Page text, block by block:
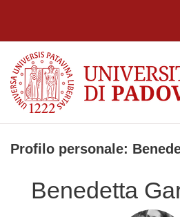
Profilo personale:
Benedetta